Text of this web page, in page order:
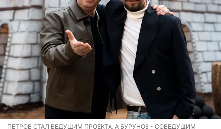
ПЕТРОВ СТАЛ ВЕДУЩИМ ПРОЕКТА, А БУРУНОВ - СОВЕДУЩИМ